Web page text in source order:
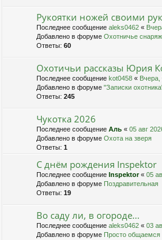
Рукоятки ножей своими
Последнее сообщение aleks0462 «
Добавлено в форуме Охотничье
Ответы: 60
Охотичьи рассказы Юрия
Последнее сообщение kot0458 « Вчера,
Добавлено в форуме "Записки
Ответы: 245
Чукотка 2026
Последнее сообщение Аль « 05 авг
Добавлено в форуме Охота на зверя
Ответы: 1
С днём рождения Inspektor
Последнее сообщение Inspektor« 05
Добавлено в форуме Поздравительная
Ответы: 19
Во саду ли, в огороде...
Последнее сообщение aleks0462 « 03
Добавлено в форуме Просто общаемся